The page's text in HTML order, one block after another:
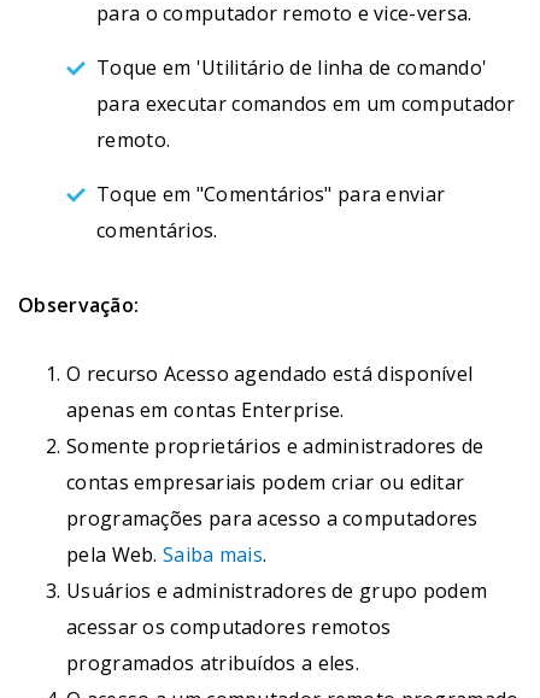
para o computador remoto e vice-versa.
Toque em 'Utilitário de linha de comando'
para executar comandos em um computador
remoto.
Toque em "Comentários" para enviar
comentários.
Observação:
O recurso Acesso agendado está disponível
apenas em contas Enterprise.
Somente proprietários e administradores de
contas empresariais podem criar ou editar
programações para acesso a computadores
pela Web.Saiba mais.
Usuários e administradores de grupo podem
acessar os computadores remotos
programados atribuídos a eles.